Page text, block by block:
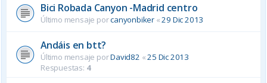
Bici Robada Canyon -Madrid centro
Último mensaje porcanyonbiker «29 Dic 2013
Andáis en btt?
Último mensaje porDavid82 «25 Dic 2013
Respuestas: 4